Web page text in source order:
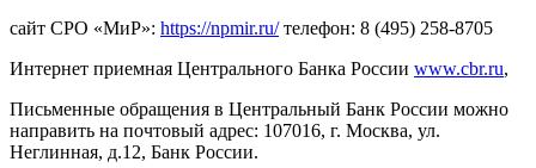
сайт СРО «МиР»: https://npmir.ru/телефон: 8 (495) 258-8705
Интернет приемная Центрального Банка России www.cbr.ru,
Письменные обращения в Центральный Банк России можно
направить на почтовый адрес: 107016, г. Москва, ул.
Неглинная, д.12, Банк России.